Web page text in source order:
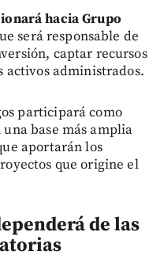
hacia Grupo
será responsable de
captar recursos
activos administrados.
participará como
base más amplia
aportarán los
que origine el
de las